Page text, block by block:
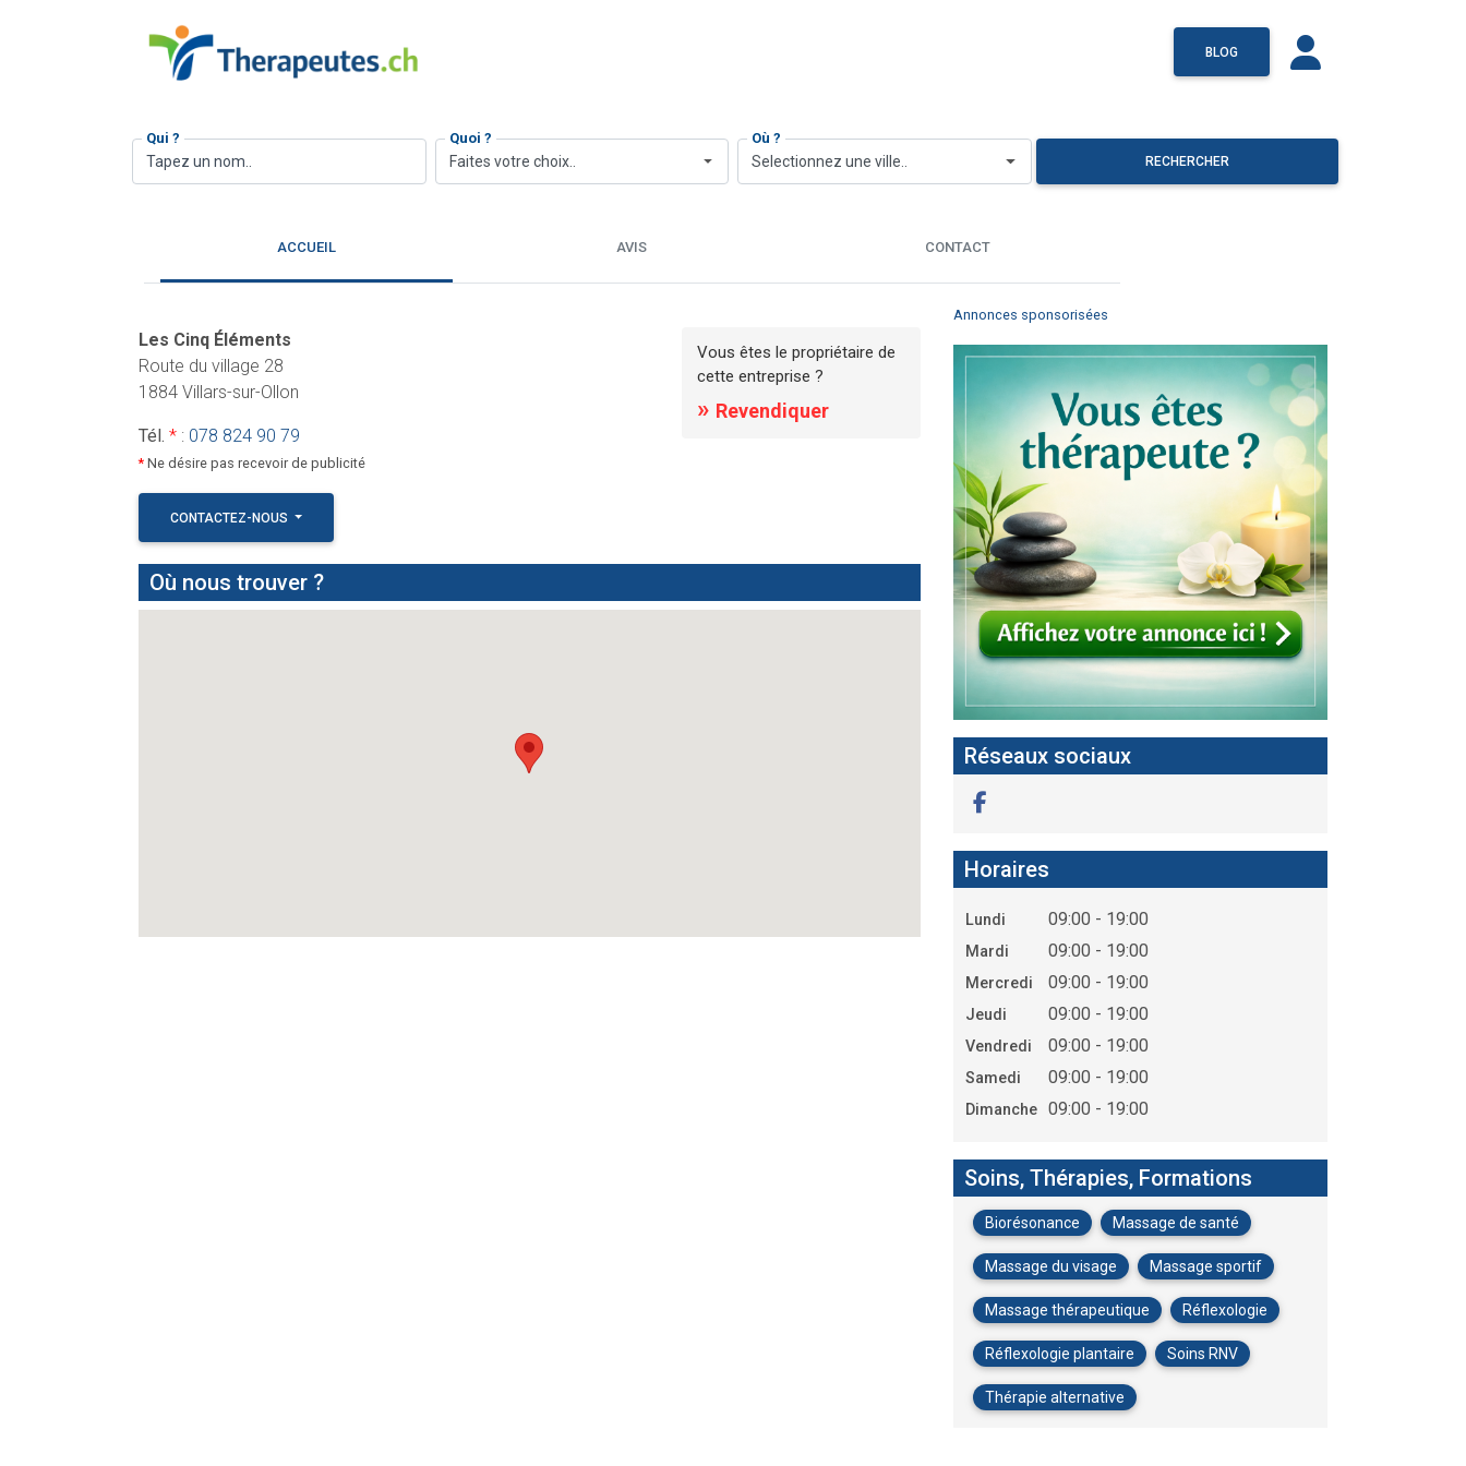
BLOG
Qui ? Quoi ?
Faites votre choix..
Où ?
Selectionnez une ville.. RECHERCHER
ACCUEIL AVIS CONTACT
Les Cinq Éléments
Route du village 28
1884 Villars-sur-Ollon
Tél. *: 078 824 90 79
*Ne désire pas recevoir de publicité
CONTACTEZ-NOUS
Vous êtes le propriétaire de
cette entreprise ?
» Revendiquer
Où nous trouver ?
Annonces sponsorisées
Réseaux sociaux
Horaires
Lundi 09:00 - 19:00
Mardi 09:00 - 19:00
Mercredi 09:00 - 19:00
Jeudi 09:00 - 19:00
Vendredi 09:00 - 19:00
Samedi 09:00 - 19:00
Dimanche 09:00 - 19:00
Soins, Thérapies, Formations
Biorésonance Massage de santé
Massage du visage Massage sportif
Massage thérapeutique Réflexologie
Réflexologie plantaire Soins RNV
Thérapie alternative